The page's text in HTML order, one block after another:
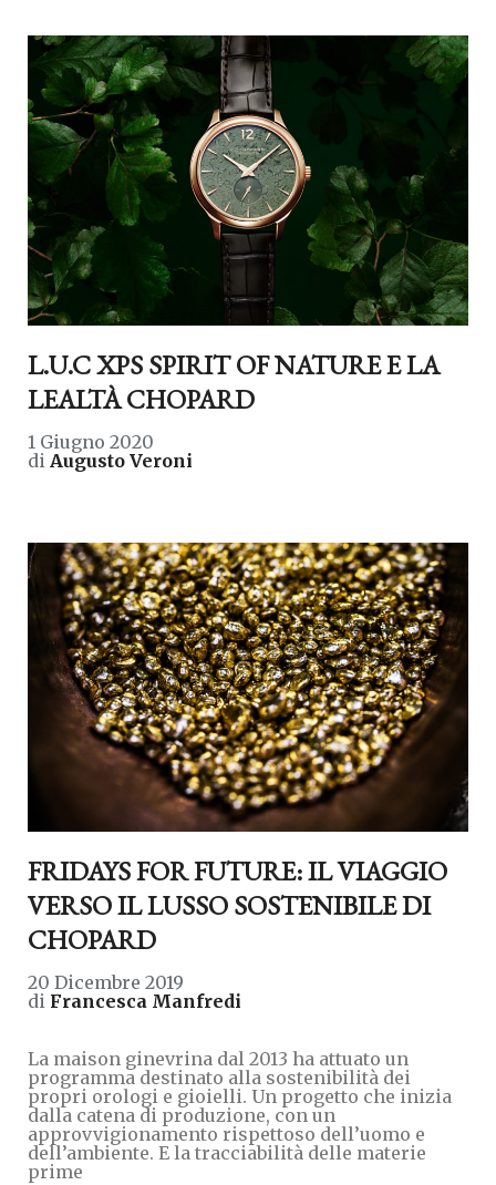
L.U.C XPS SPIRIT OF NATURE E LA
LEALTÀ CHOPARD
1 Giugno 2020
di Augusto Veroni
FRIDAYS FOR FUTURE: IL VIAGGIO
VERSO IL LUSSO SOSTENIBILE DI
CHOPARD
20 Dicembre 2019
di Francesca Manfredi
La maison ginevrina dal 2013 ha attuato un
programma destinato alla sostenibilità dei
propri orologi e gioielli. Un progetto che inizia
dalla catena di produzione, con un
approvvigionamento rispettoso dell’uomo e
dell’ambiente. E la tracciabilità delle materie
prime